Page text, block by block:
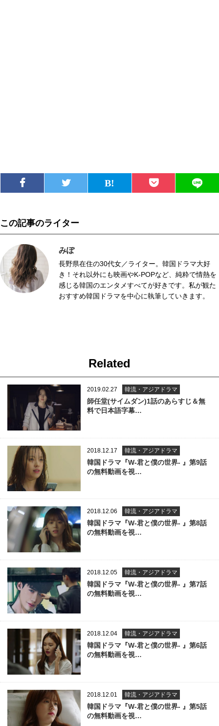
この記事のライター
みぽ
長野県在住の30代女／ライター。韓国ドラマ大好
き！それ以外にも映画やK-POPなど、純粋で情熱を
感じる韓国のエンタメすべてが好きです。私が観た
おすすめ韓国ドラマを中心に執筆していきます。
Related
2019.02.27 韓流・アジアドラマ
師任堂(サイムダン)1話のあらすじ＆無
料で日本語字幕…
2018.12.17 韓流・アジアドラマ
韓国ドラマ『W-君と僕の世界- 』第9話
の無料動画を視…
2018.12.06 韓流・アジアドラマ
韓国ドラマ『W-君と僕の世界- 』第8話
の無料動画を視…
2018.12.05 韓流・アジアドラマ
韓国ドラマ『W-君と僕の世界- 』第7話
の無料動画を視…
2018.12.04 韓流・アジアドラマ
韓国ドラマ『W-君と僕の世界- 』第6話
の無料動画を視…
2018.12.01 韓流・アジアドラマ
韓国ドラマ『W-君と僕の世界- 』第5話
の無料動画を視…